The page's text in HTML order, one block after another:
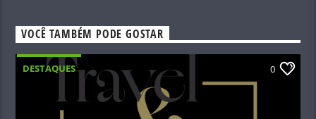
VOCÊ TAMBÉM PODE GOSTAR
DESTAQUES 0